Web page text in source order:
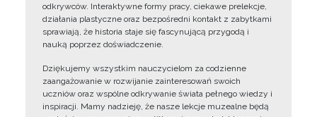
odkrywców. Interaktywne formy pracy, ciekawe prelekcje,
działania plastyczne oraz bezpośredni kontakt z zabytkami
sprawiają, że historia staje się fascynującą przygodą i
nauką poprzez doświadczenie.
Dziękujemy wszystkim nauczycielom za codzienne
zaangażowanie w rozwijanie zainteresowań swoich
uczniów oraz wspólne odkrywanie świata pełnego wiedzy i
inspiracji. Mamy nadzieję, że nasze lekcje muzealne będą